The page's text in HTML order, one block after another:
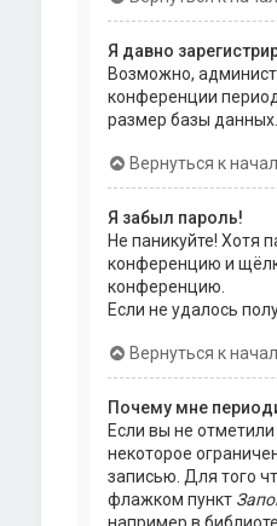
Я давно
Возможно,
конференции
размер базы данных.
Вернуться к
Я забыл пароль!
Не паникуйте! Хотя
конференцию и
конференцию.
Если не удалось
Вернуться к
Почему мне
Если вы не
некоторое
записью. Для того
флажком пункт